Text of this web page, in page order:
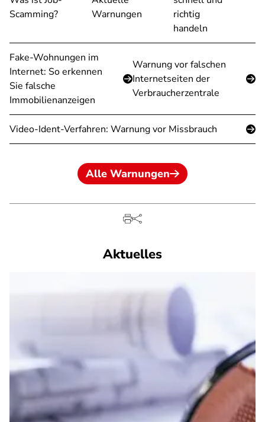
Scamming?
Warnungen
richtig
handeln
Fake-Wohnungen im
Internet: So erkennen
Sie falsche
Immobilienanzeigen
Warnung vor falschen
Internetseiten der
Verbraucherzentrale
Video-Ident-Verfahren: Warnung vor Missbrauch
Alle Warnungen
Aktuelles